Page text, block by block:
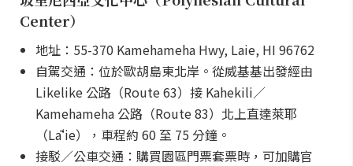
Center）
地址：55-370 Kamehameha Hwy, Laie, HI 96762
自駕交通：位於歐胡島東北岸。從威基基出發經由
Likelike 公路（Route 63）接 Kahekili／
Kamehameha 公路（Route 83）北上直達萊耶
（Lāʻie），車程約 60 至 75 分鐘。
接駁／公車交通：購買園區門票套票時，可加購官